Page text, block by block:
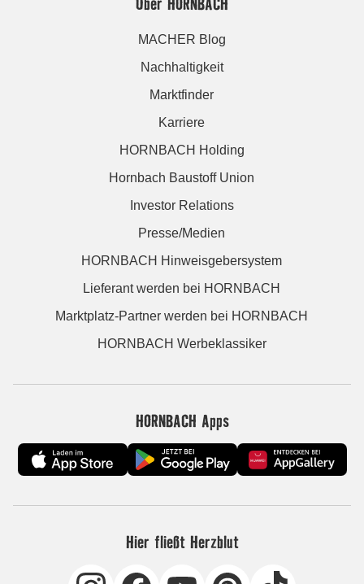
MACHER Blog
Nachhaltigkeit
Marktfinder
Karriere
HORNBACH Holding
Hornbach Baustoff Union
Investor Relations
Presse/Medien
HORNBACH Hinweisgebersystem
Lieferant werden bei HORNBACH
Marktplatz-Partner werden bei HORNBACH
HORNBACH Werbeklassiker
HORNBACH Apps
Hier fließt Herzblut